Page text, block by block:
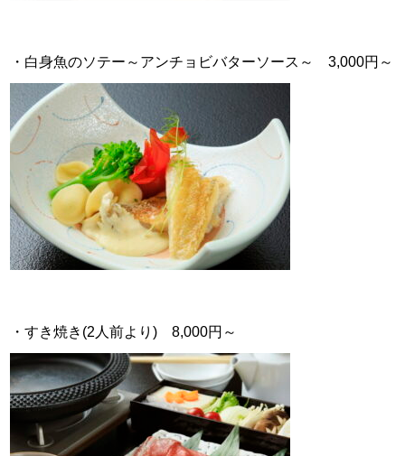
・白身魚のソテー～アンチョビバターソース～ 3,000円～
・すき焼き(2人前より) 8,000円～